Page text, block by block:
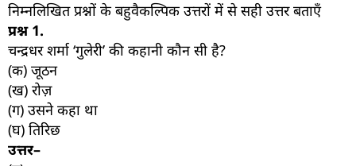
निम्नलिखित प्रश्नों के बहुवैकल्पिक उत्तरों में से सही उत्तर बताएँ
प्रश्न 1.
चन्द्रधर शर्मा ‘गुलेरी’ की कहानी कौन सी है?
(क) जूठन
(ख) रोज़
(ग) उसने कहा था
(घ) तिरिछ
उत्तर–